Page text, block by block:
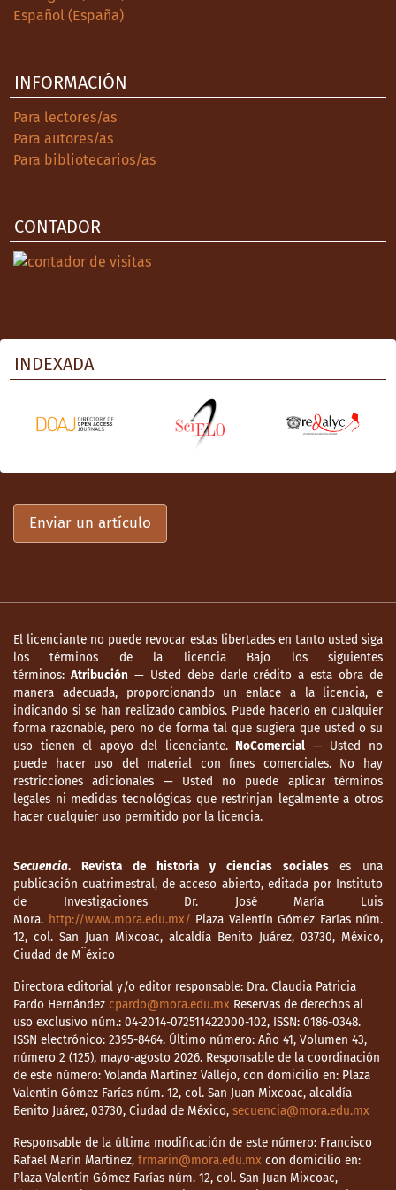
Español (España)
INFORMACIÓN
Para lectores/as
Para autores/as
Para bibliotecarios/as
CONTADOR
INDEXADA
Enviar un artículo
El licenciante no puede revocar estas libertades en tanto usted siga
los términos de la licencia Bajo los siguientes
términos: Atribución — Usted debe darle crédito a esta obra de
manera adecuada, proporcionando un enlace a la licencia, e
indicando si se han realizado cambios. Puede hacerlo en cualquier
forma razonable, pero no de forma tal que sugiera que usted o su
uso tienen el apoyo del licenciante.NoComercial — Usted no
puede hacer uso del material con fines comerciales. No hay
restricciones adicionales — Usted no puede aplicar términos
legales ni medidas tecnológicas que restrinjan legalmente a otros
hacer cualquier uso permitido por la licencia.
Secuencia. Revista de historia y ciencias socialeses una
publicación cuatrimestral, de acceso abierto, editada por Instituto
de Investigaciones Dr. José María Luis
Mora. http://www.mora.edu.mx/ Plaza Valentín Gómez Farías núm.
12, col. San Juan Mixcoac, alcaldía Benito Juárez, 03730, México,
Ciudad de M¨éxico
Directora editorial y/o editor responsable: Dra. Claudia Patricia
Pardo Hernández cpardo@mora.edu.mx Reservas de derechos al
uso exclusivo núm.: 04-2014-072511422000-102, ISSN: 0186-0348.
ISSN electrónico: 2395-8464. Último número: Año 41, Volumen 43,
número 2 (125), mayo-agosto 2026. Responsable de la coordinación
de este número: Yolanda Martínez Vallejo, con domicilio en: Plaza
Valentín Gómez Farías núm. 12, col. San Juan Mixcoac, alcaldía
Benito Juárez, 03730, Ciudad de México, secuencia@mora.edu.mx
Responsable de la última modificación de este número: Francisco
Rafael Marín Martínez, frmarin@mora.edu.mx con domicilio en:
Plaza Valentín Gómez Farías núm. 12, col. San Juan Mixcoac,